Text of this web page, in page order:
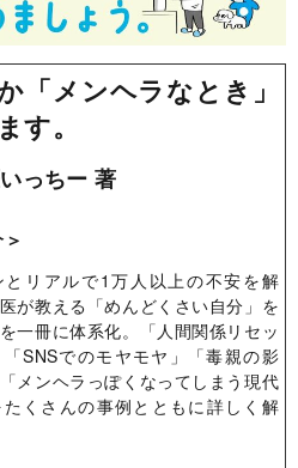
「メンヘラなとき」
す。
っちー 著
とリアルで1万人以上の不安を解
が教える「めんどくさい自分」を
一冊に体系化。「人間関係リセッ
「SNSでのモヤモヤ」「毒親の影
メンヘラっぽくなってしまう現代
くさんの事例とともに詳しく解